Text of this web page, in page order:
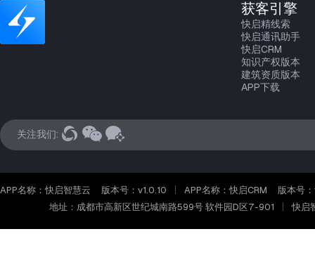
获客引擎
快启精线索
快启通讯助手
快启CRM
知识产权版本
建筑资质版本
APP下载
关注我们:
APP名称：快启智慧云 版本号：v1.0.10 APP名称：快启CRM
版本号
地址：成都市高新区世纪城南路599号 软件园D区7-901
快启